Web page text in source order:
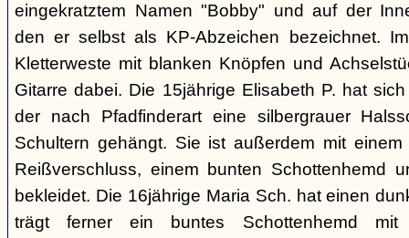
eingekratztem Namen "Bobby" und auf der
den er selbst als KP-Abzeichen bezeichnet.
Kletterweste mit blanken Knöpfen und
Gitarre dabei. Die 15jährige Elisabeth P. hat
der nach Pfadfinderart eine silbergrauer
Schultern gehängt. Sie ist außerdem mit
Reißverschluss, einem bunten Schottenhemd
bekleidet. Die 16jährige Maria Sch. hat einen
trägt ferner ein buntes Schottenhemd